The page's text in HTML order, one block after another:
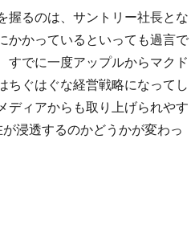
握るのは、サントリー社長とな
かかっているといっても過言で
すでに一度アップルからマクド
ちぐはぐな経営戦略になってし
ディアからも取り上げられやす
浸透するのかどうかが変わっ